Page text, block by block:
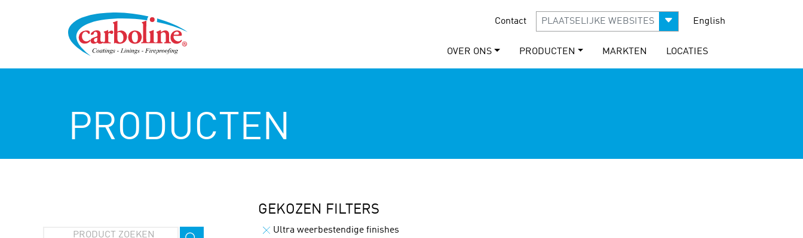
Contact PLAATSELIJKE WEBSITES English
OVER ONS PRODUCTEN MARKTEN LOCATIES
PRODUCTEN
GEKOZEN FILTERS
Ultra weerbestendige finishes